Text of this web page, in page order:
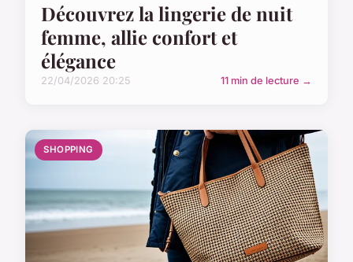
Découvrez la lingerie de nuit
femme, allie confort et
élégance
22/04/2026 20:25 11 min de lecture →
SHOPPING